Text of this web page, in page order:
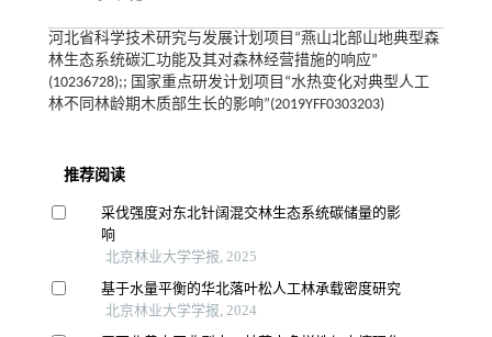
河北省科学技术研究与发展计划项目“燕山北部山地典型森
林生态系统碳汇功能及其对森林经营措施的响应”
(10236728);; 国家重点研发计划项目“水热变化对典型人工
林不同林龄期木质部生长的影响”(2019YFF0303203)